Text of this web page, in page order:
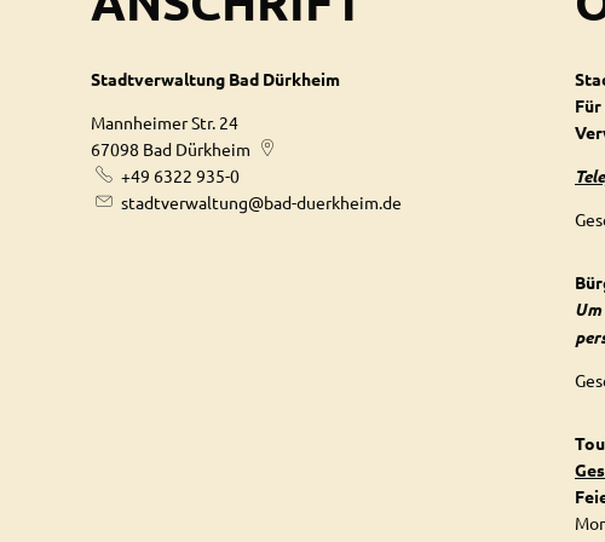
Stadtverwaltung Bad Dürkheim
Mannheimer Str. 24
67098 Bad Dürkheim
+49 6322 935-0
stadtverwaltung@bad-duerkheim.de